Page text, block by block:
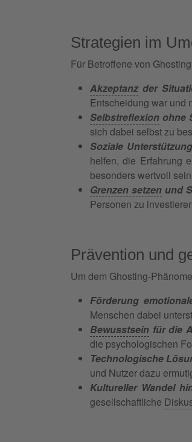
Strategien im
Für Betroffene von
Akzeptanzder
Entscheidung war und
Selbstreflexion ohne
sich dabei selbst zu
Soziale Unterstützung
helfen, die Erfahrung
besonders wertvoll
Grenzen setzenund
Personen zu
Prävention und
Um dem Ghosting-
Förderung
Menschen dabei
Bewusstsein für die
die psychologischen
Technologische
und Nutzer dazu
Kultureller Wandel
gesellschaftliche